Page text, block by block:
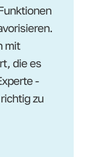
mit
die es
-
zu